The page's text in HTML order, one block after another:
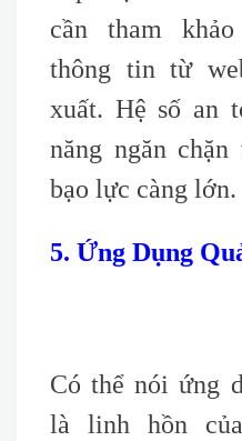
cần tham
thông tin từ
xuất. Hệ số an
năng ngăn
bạo lực càng lớn.
5. Ứng Dụng
Có thể nói ứng
là linh hồn